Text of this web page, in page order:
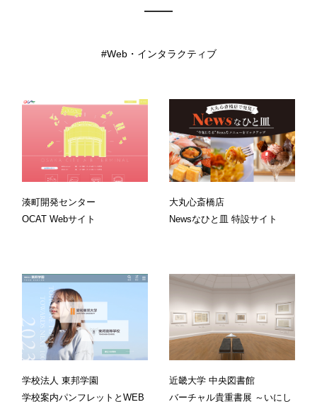
Web・インタラクティブ
湊町開発センター
OCAT Webサイト
大丸心斎橋店
Newsなひと皿 特設サイト
学校法人 東邦学園
学校案内パンフレットとWEB
近畿大学 中央図書館
バーチャル貴重書展 ～いにし